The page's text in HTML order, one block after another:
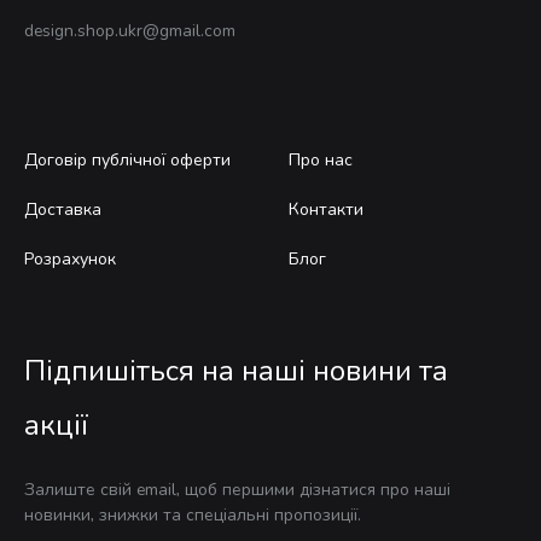
design.shop.ukr@gmail.com
Договір публічної оферти
Доставка
Розрахунок
Про нас
Контакти
Блог
Підпишіться на наші новини та
акції
Залиште свій email, щоб першими дізнатися про наші
новинки, знижки та спеціальні пропозиції.